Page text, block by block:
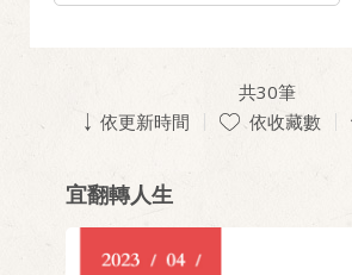
共30筆
依更新時間
依收藏數
宜翻轉人生